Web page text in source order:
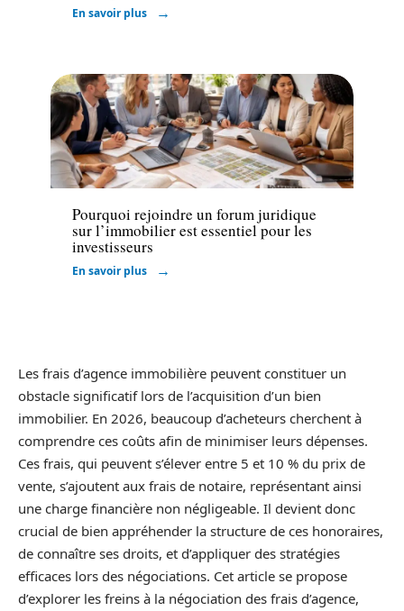
En savoir plus
Investir
Pourquoi rejoindre un forum juridique
sur l’immobilier est essentiel pour les
investisseurs
En savoir plus
Les frais d’agence immobilière peuvent constituer un
obstacle significatif lors de l’acquisition d’un bien
immobilier. En 2026, beaucoup d’acheteurs cherchent à
comprendre ces coûts afin de minimiser leurs dépenses.
Ces frais, qui peuvent s’élever entre 5 et 10 % du prix de
vente, s’ajoutent aux frais de notaire, représentant ainsi
une charge financière non négligeable. Il devient donc
crucial de bien appréhender la structure de ces honoraires,
de connaître ses droits, et d’appliquer des stratégies
efficaces lors des négociations. Cet article se propose
d’explorer les freins à la négociation des frais d’agence,